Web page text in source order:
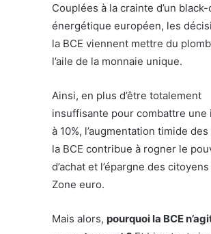
Couplées à la crainte d’un
énergétique européen, les
la BCE viennent mettre du
l’aile de la monnaie unique.
Ainsi, en plus d’être totalement
insuffisante pour combattre une
à 10%, l’augmentation timide
la BCE contribue à rogner le
d’achat et l’épargne des
Zone euro.
Mais alors, pourquoi la BCE